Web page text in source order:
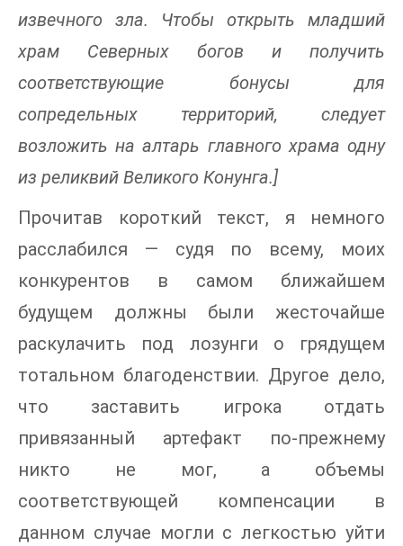
извечного зла. Чтобы открыть младший
храм Северных богов и получить
соответствующие бонусы для
сопредельных территорий, следует
возложить на алтарь главного храма одну
из реликвий Великого Конунга.]
Прочитав короткий текст, я немного
расслабился — судя по всему, моих
конкурентов в самом ближайшем
будущем должны были жесточайше
раскулачить под лозунги о грядущем
тотальном благоденствии. Другое дело,
что заставить игрока отдать
привязанный артефакт по-прежнему
никто не мог, а объемы
соответствующей компенсации в
данном случае могли с легкостью уйти